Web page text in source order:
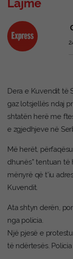
Lajme
Dera e Kuvendit të
gaz lotsjellës ndaj
shtatën herë me
e zgjedhjeve në
Më herët,
dhunës” tentuan
mënyrë që t’iu
Kuvendit.
Ata shtyn derën,
nga policia.
Një pjesë e
të ndërtesës.